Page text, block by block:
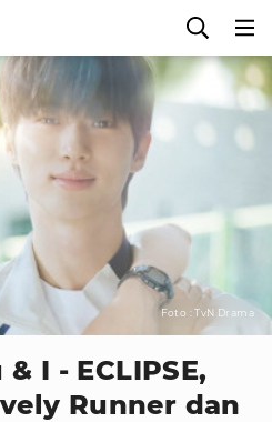
Foto : TvN Drama
I - ECLIPSE,
Runner dan